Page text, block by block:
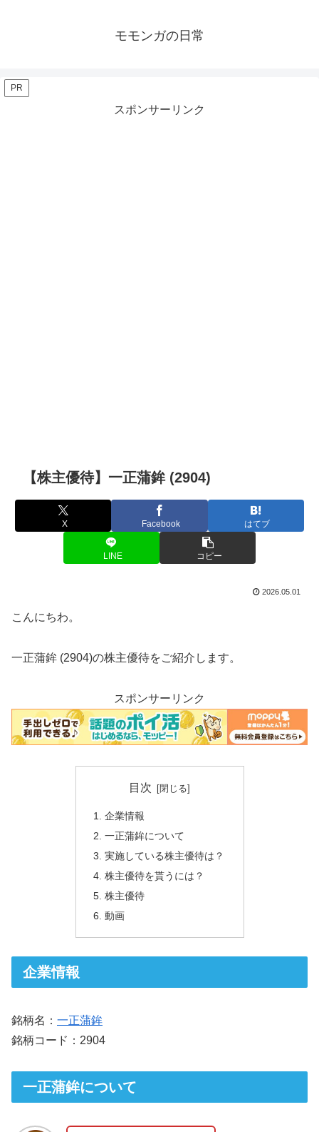
モモンガの日常
PR
スポンサーリンク
【株主優待】一正蒲鉾 (2904)
X Facebook はてブ
LINE コピー
2026.05.01
こんにちわ。
一正蒲鉾 (2904)の株主優待をご紹介します。
スポンサーリンク
目次
企業情報
一正蒲鉾について
実施している株主優待は？
株主優待を貰うには？
株主優待
動画
企業情報
銘柄名： 一正蒲鉾
銘柄コード：2904
一正蒲鉾について